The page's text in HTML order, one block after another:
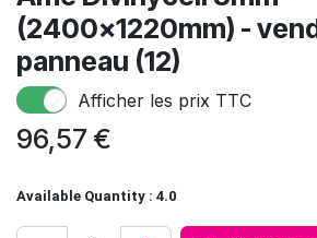
(2400x1220mm) -
panneau (12)
Afficher les prix TTC
96,57 €
Available Quantity : 4.0